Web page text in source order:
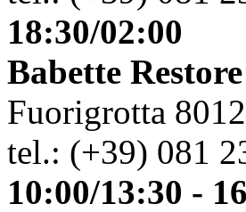
18:30/02:00
Babette
Fuorigrotta
tel.: (+39) 081
10:00/13:30 -